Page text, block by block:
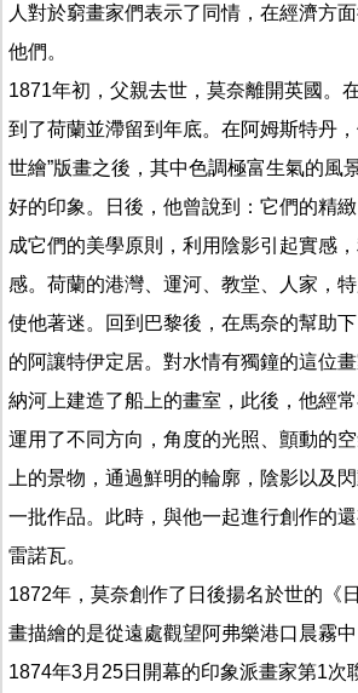
人對於窮畫家們表示了同情，在經濟方
他們。
1871年初，父親去世，莫奈離開英國。
到了荷蘭並滯留到年底。在阿姆斯特丹
世繪”版畫之後，其中色調極富生氣的風
好的印象。日後，他曾說到：它們的精
成它們的美學原則，利用陰影引起實感
感。荷蘭的港灣、運河、教堂、人家，特
使他著迷。回到巴黎後，在馬奈的幫助
的阿讓特伊定居。對水情有獨鐘的這位
納河上建造了船上的畫室，此後，他經
運用了不同方向，角度的光照、顫動的
上的景物，通過鮮明的輪廓，陰影以及
一批作品。此時，與他一起進行創作的還
雷諾瓦。
1872年，莫奈創作了日後揚名於世的《
畫描繪的是從遠處觀望阿弗樂港口晨霧
1874年3月25日開幕的印象派畫家第1次